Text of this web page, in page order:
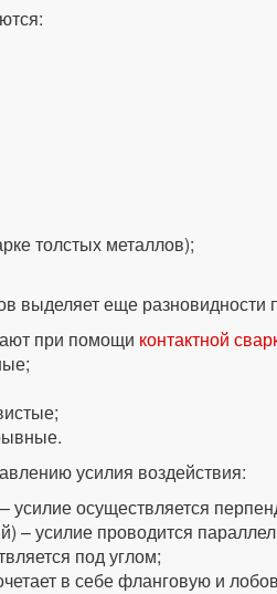
толстых металлов);
выделяет еще разновидности
при помощи контактной
усилия воздействия:
осуществляется
– усилие проводится
под углом;
в себе фланговую и